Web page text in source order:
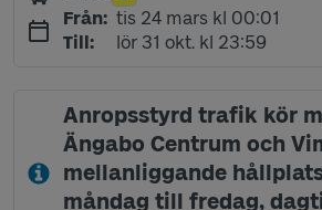
Från: tisdag 24 mars kl 00:01
tis 24 mars kl 00:01
Till: lördag 31 oktober kl 23:59
lör 31 okt. kl 23:59
Anropsstyrd trafik kör
Ängabo Centrum och
mellanliggande
måndag till fredag,